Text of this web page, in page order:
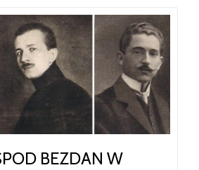
BEZDAN W